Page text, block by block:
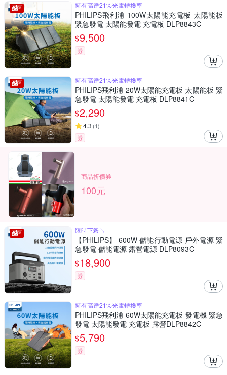
擁有高達21%光電轉換率
PHILIPS飛利浦 100W太陽能充電板 太陽能板
緊急發電 太陽能發電 充電板 DLP8843C
$9,500
券
擁有高達21%光電轉換率
PHILIPS飛利浦 20W太陽能充電板 太陽能板 緊
急發電 太陽能發電 充電板 DLP8841C
$2,290
4.3 (1)
券
商品折價券
100元
限時下殺↘
【PHILIPS】 600W 儲能行動電源 戶外電源 緊
急發電 儲能電源 露營電源 DLP8093C
$18,900
券
擁有高達21%光電轉換率
PHILIPS飛利浦 60W太陽能充電板 發電機 緊急
發電 太陽能發電 充電板 露營DLP8842C
$5,790
券